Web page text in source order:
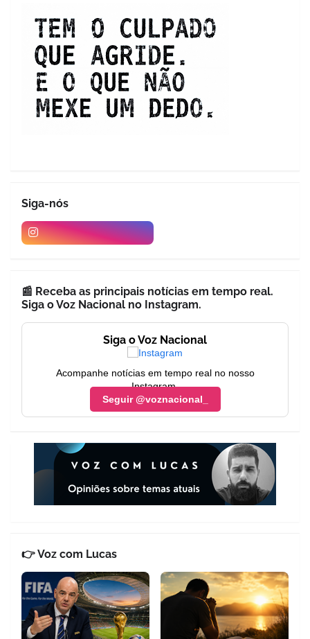
Siga-nós
📰 Receba as principais notícias em tempo real.
Siga o Voz Nacional no Instagram.
Siga o Voz Nacional
Acompanhe notícias em tempo real no nosso
Instagram.
Seguir @voznacional_
👉 Voz com Lucas